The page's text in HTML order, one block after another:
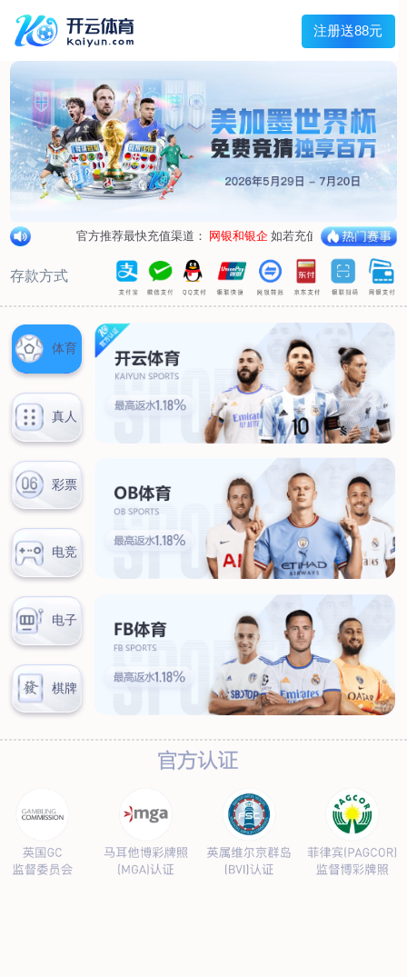
Menu
网站首页
关于我们
产品中心
荣誉资质
厂区设备
人才招聘
新闻中心
销售网点